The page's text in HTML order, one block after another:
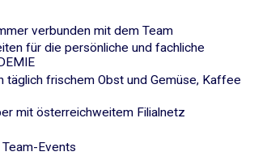
verbunden mit dem Team
für die persönliche und fachliche
frischem Obst und Gemüse, Kaffee
mit österreichweitem Filialnetz
Events